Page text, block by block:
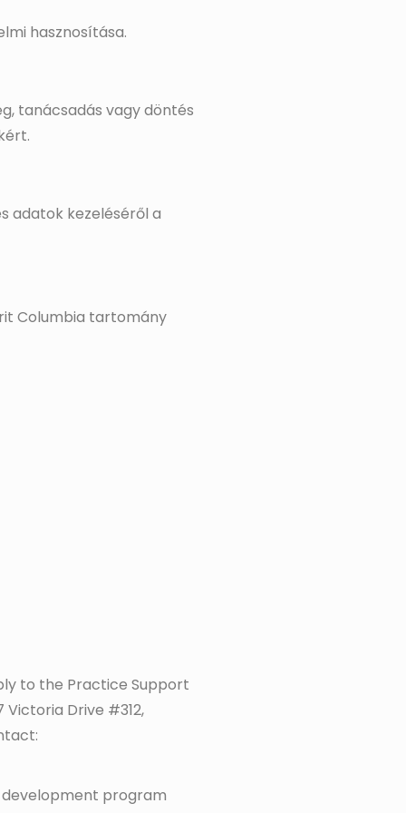
hasznosítása.
tanácsadás vagy döntés
adatok kezeléséről a
Columbia tartomány
to the Practice Support
Victoria Drive #312,
development program